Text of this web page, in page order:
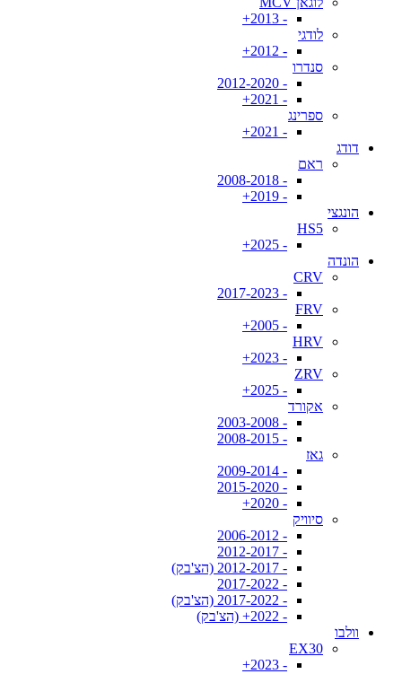
- 2013+
לודגי
- 2012+
סנדרו
- 2012-2020
- 2021+
ספרינג
- 2021+
דודג
ראם
- 2008-2018
- 2019+
הונגצי
HS5
- 2025+
הונדה
CRV
- 2017-2023
FRV
- 2005+
HRV
- 2023+
ZRV
- 2025+
אקורד
- 2003-2008
- 2008-2015
גאז
- 2009-2014
- 2015-2020
- 2020+
סיוויק
- 2006-2012
- 2012-2017
- 2012-2017 (הצ'בק)
- 2017-2022
- 2017-2022 (הצ'בק)
- 2022+ (הצ'בק)
וולבו
EX30
- 2023+